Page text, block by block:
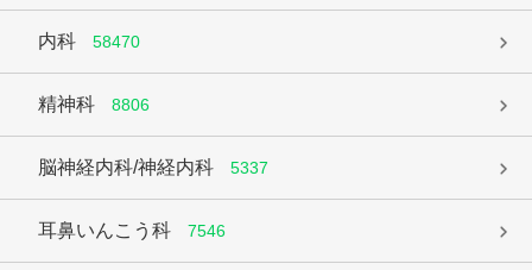
内科 58470
精神科 8806
脳神経内科/神経内科 5337
耳鼻いんこう科 7546